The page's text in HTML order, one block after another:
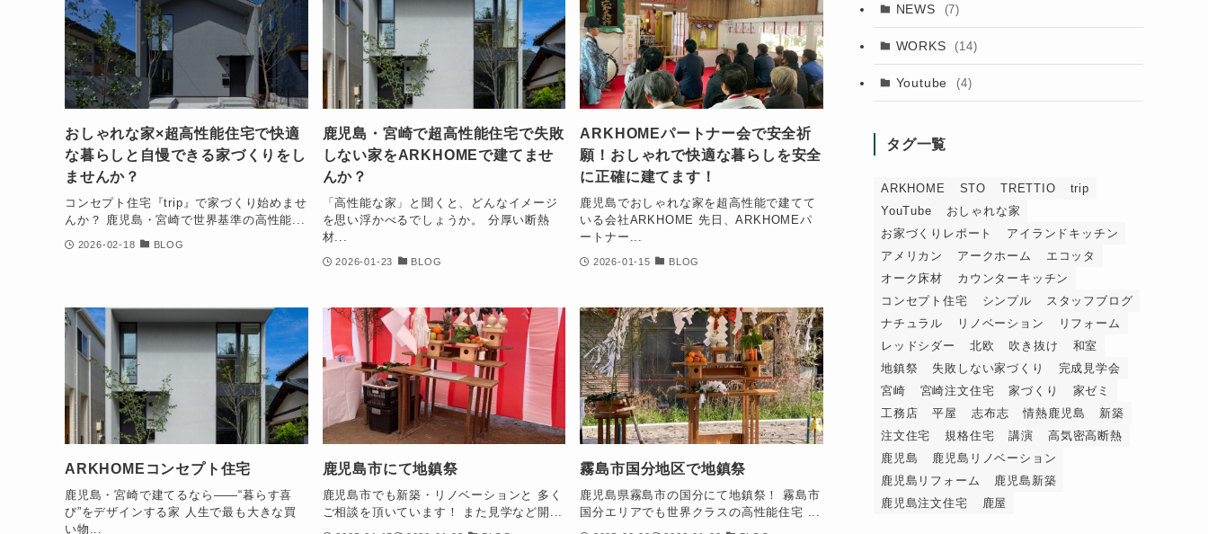
おしゃれな家×超高性能住宅で快適
な暮らしと自慢できる家づくりをし
ませんか？
コンセプト住宅『trip』で家づくり始めませ
んか？ 鹿児島・宮崎で世界基準の高性能...
2026-02-18 BLOG
鹿児島・宮崎で超高性能住宅で失敗
しない家をARKHOMEで建てませ
んか？
「高性能な家」と聞くと、どんなイメージ
を思い浮かべるでしょうか。 分厚い断熱
材...
2026-01-23 BLOG
ARKHOMEパートナー会で安全祈
願！おしゃれで快適な暮らしを安全
に正確に建てます！
鹿児島でおしゃれな家を超高性能で建てて
いる会社ARKHOME 先日、ARKHOMEパ
ートナー...
2026-01-15 BLOG
ARKHOMEコンセプト住宅
鹿児島・宮崎で建てるなら――“暮らす喜
び”をデザインする家 人生で最も大きな買
い物...
鹿児島市にて地鎮祭
鹿児島市でも新築・リノベーションと 多く
ご相談を頂いています！ また見学など開...
霧島市国分地区で地鎮祭
鹿児島県霧島市の国分にて地鎮祭！ 霧島市
国分エリアでも世界クラスの高性能住宅 ...
NEWS (7)
WORKS (14)
Youtube (4)
タグ一覧
ARKHOME STO TRETTIO
trip
YouTube
おしゃれな家
お家づくりレポート
アイランドキッチン
アメリカン
アークホーム
エコッタ
オーク床材
カウンターキッチン
コンセプト住宅
シンプル
スタッフブログ
ナチュラル
リノベーション
リフォーム
レッドシダー
北欧 吹き抜け
和室
地鎮祭
失敗しない家づくり
完成見学会
宮崎
宮崎注文住宅 家づくり
家ゼミ
工務店
平屋 志布志 情熱鹿児島
新築
注文住宅
規格住宅 講演
高気密高断熱
鹿児島
鹿児島リノベーション
鹿児島リフォーム
鹿児島新築
鹿児島注文住宅
鹿屋